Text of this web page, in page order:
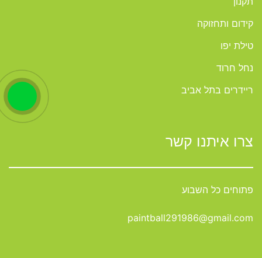
קידום ותחזוקה
טילת יפו
נחל חרוד
ריידרים בתל אביב
צרו איתנו קשר
פתוחים כל השבוע
paintball291986@gmail.com